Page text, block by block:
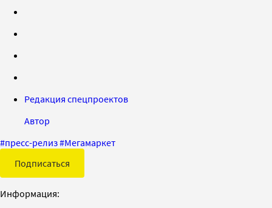
Редакция спецпроектов
Автор
#пресс-релиз#Мегамаркет
Подписаться
Информация: